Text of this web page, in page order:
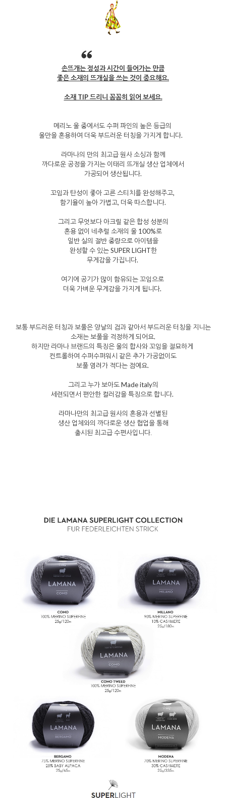
손뜨개는 정성과 시간이 들어가는 만큼
좋은 소재의 뜨개실을 쓰는 것이 중요해요.
소재 TIP 드리니 꼼꼼히 읽어 보세요.
메리노 울 중에서도 수퍼 파인의 높은 등급의
울만을 혼용하여 더욱 부드러운 터칭을 가지게 합니다.
라마나의 만의 최고급 원사 소싱과 함께
까다로운 공정을 가지는 이태리 뜨개실 생산 업체에서
가공되어 생산됩니다.
꼬임과 탄성이 좋아 고른 스티치를 완성해주고,
함기율이 높아 가볍고, 더욱 따스합니다.
그리고 무엇보다 아크릴 같은 합성 성분의
혼용 없이 네추럴 소재의 울 100%로
일반 실의 절반 중량으로 아이템을
완성할 수 있는 SUPER LIGHT한
무게감을 가집니다.
여기에 공기가 많이 함유되는 꼬임으로
더욱 가벼운 무게감을 가지게 됩니다.
보통 부드러운 터칭과 보풀은 양날의 검과 같아서 부드러운 터칭을 지니는
소재는 보풀을 걱정하게 되어요.
하지만 라마나 브랜드의 특징은 울의 합사와 꼬임을 절묘하게
컨트롤하여 수퍼수퍼워시 같은 추가 가공없이도
보풀 염려가 적다는 점예요.
그리고 누가 보아도 Made italy의
세련되면서 편안한 컬러감을 특징으로 합니다.
라마나만의 최고급 원사의 혼용과 선별된
생산 업체와의 까다로운 생산 협업을 통해
출시된 최고급 수편사입니다.